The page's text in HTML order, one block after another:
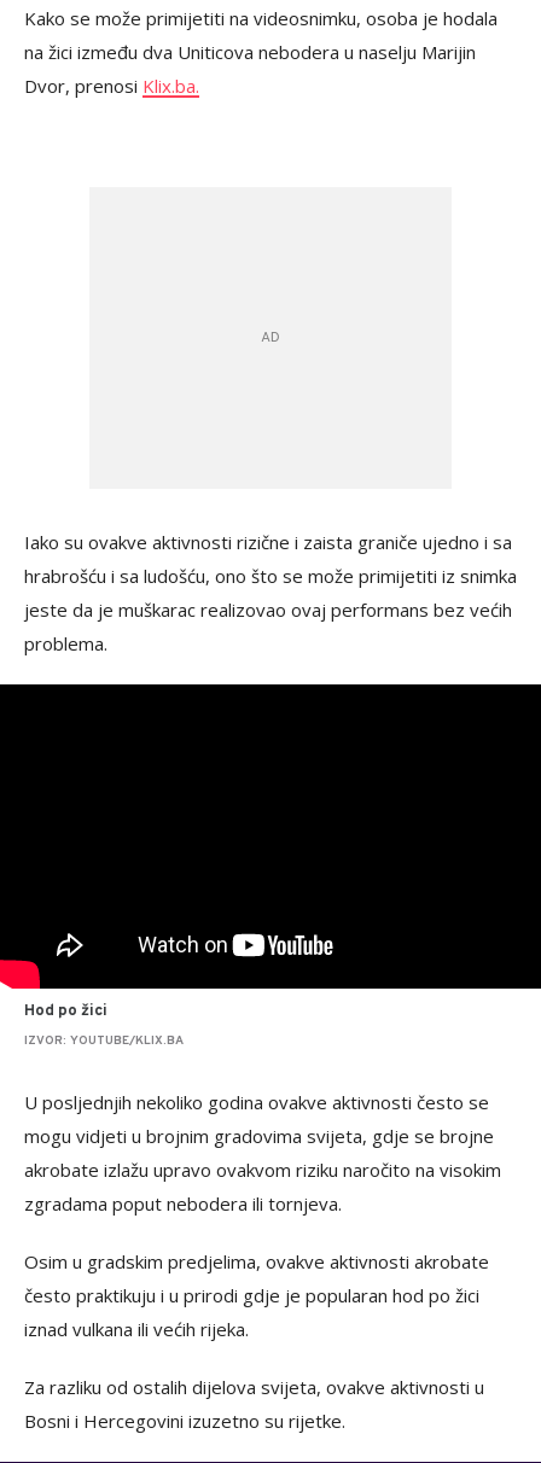
Kako se može primijetiti na videosnimku, osoba je hodala
na žici između dva Uniticova nebodera u naselju Marijin
Dvor, prenosi Klix.ba.
Iako su ovakve aktivnosti rizične i zaista graniče ujedno i sa
hrabrošću i sa ludošću, ono što se može primijetiti iz snimka
jeste da je muškarac realizovao ovaj performans bez većih
problema.
Hod po žici
IZVOR: YOUTUBE/KLIX.BA
U posljednjih nekoliko godina ovakve aktivnosti često se
mogu vidjeti u brojnim gradovima svijeta, gdje se brojne
akrobate izlažu upravo ovakvom riziku naročito na visokim
zgradama poput nebodera ili tornjeva.
Osim u gradskim predjelima, ovakve aktivnosti akrobate
često praktikuju i u prirodi gdje je popularan hod po žici
iznad vulkana ili većih rijeka.
Za razliku od ostalih dijelova svijeta, ovakve aktivnosti u
Bosni i Hercegovini izuzetno su rijetke.